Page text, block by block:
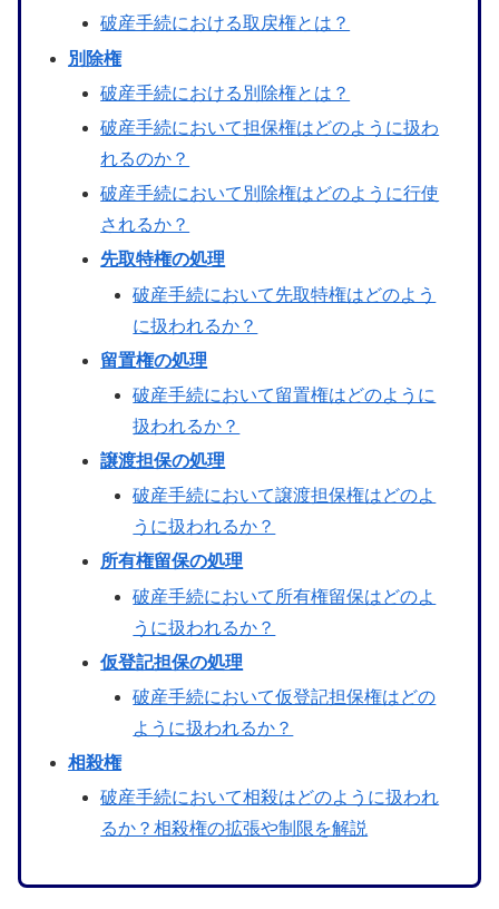
破産手続における取戻権とは？
別除権
破産手続における別除権とは？
破産手続において担保権はどのように扱わ
れるのか？
破産手続において別除権はどのように行使
されるか？
先取特権の処理
破産手続において先取特権はどのよう
に扱われるか？
留置権の処理
破産手続において留置権はどのように
扱われるか？
譲渡担保の処理
破産手続において譲渡担保権はどのよ
うに扱われるか？
所有権留保の処理
破産手続において所有権留保はどのよ
うに扱われるか？
仮登記担保の処理
破産手続において仮登記担保権はどの
ように扱われるか？
相殺権
破産手続において相殺はどのように扱われ
るか？相殺権の拡張や制限を解説